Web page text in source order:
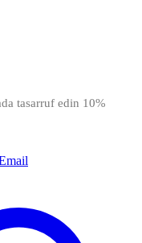
tasarruf edin 10%